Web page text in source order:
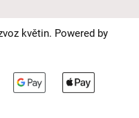
der Möglichkeiten
květin. Powered by